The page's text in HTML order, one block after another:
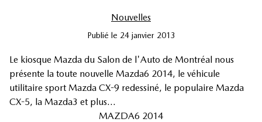
Nouvelles
Publié le 24 janvier 2013
Le kiosque Mazda du Salon de l'Auto de Montréal nous
présente la toute nouvelle Mazda6 2014, le véhicule
utilitaire sport Mazda CX-9 redessiné, le populaire Mazda
CX-5, la Mazda3 et plus...
MAZDA6 2014